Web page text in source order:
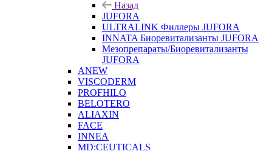
Назад
JUFORA
ULTRALINK Филлеры JUFORA
INNATA Биоревитализанты JUFORA
Мезопрепараты/Биоревитализанты
JUFORA
ANEW
VISCODERM
PROFHILO
BELOTERO
ALIAXIN
FACE
INNEA
MD:CEUTICALS